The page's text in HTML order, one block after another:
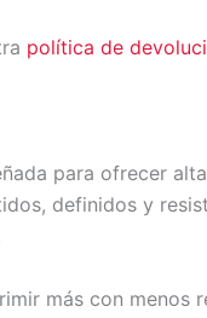
política de
para ofrecer
definidos y
más con menos